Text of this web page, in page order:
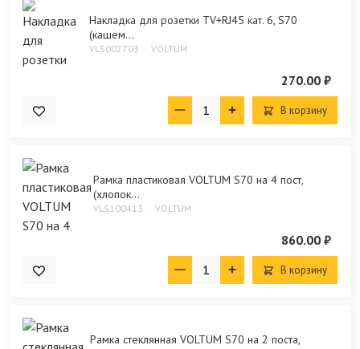
Накладка для розетки TV+RJ45 кат. 6, S70
(кашем...
VLS002703 VOLTUM
270.00 ₽
В корзину
Рамка пластиковая VOLTUM S70 на 4 пост,
(хлопок...
VLS100413 VOLTUM
860.00 ₽
В корзину
Рамка стеклянная VOLTUM S70 на 2 поста,